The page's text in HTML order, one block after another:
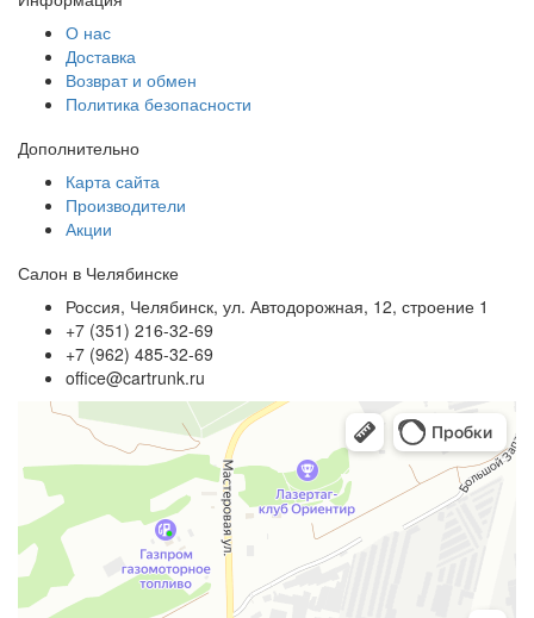
О нас
Доставка
Возврат и обмен
Политика безопасности
Дополнительно
Карта сайта
Производители
Акции
Салон в Челябинске
Россия, Челябинск, ул. Автодорожная, 12, строение 1
+7 (351) 216-32-69
+7 (962) 485-32-69
office@cartrunk.ru